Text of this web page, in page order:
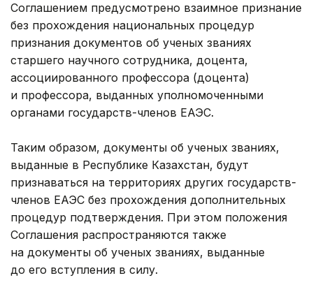
Соглашением предусмотрено взаимное признание
без прохождения национальных процедур
признания документов об ученых званиях
старшего научного сотрудника, доцента,
ассоциированного профессора (доцента)
и профессора, выданных уполномоченными
органами государств-членов ЕАЭС.
Таким образом, документы об ученых званиях,
выданные в Республике Казахстан, будут
признаваться на территориях других государств-
членов ЕАЭС без прохождения дополнительных
процедур подтверждения. При этом положения
Соглашения распространяются также
на документы об ученых званиях, выданные
до его вступления в силу.